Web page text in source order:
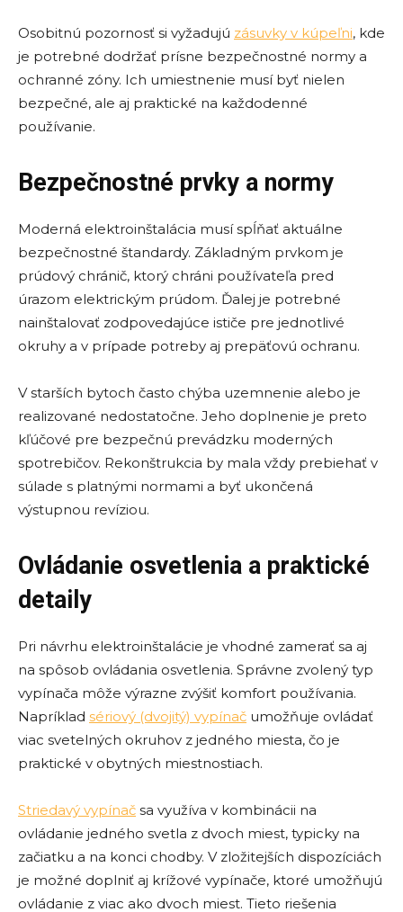
Osobitnú pozornosť si vyžadujú zásuvky v kúpeľni, kde
je potrebné dodržať prísne bezpečnostné normy a
ochranné zóny. Ich umiestnenie musí byť nielen
bezpečné, ale aj praktické na každodenné
používanie.
Bezpečnostné prvky a normy
Moderná elektroinštalácia musí spĺňať aktuálne
bezpečnostné štandardy. Základným prvkom je
prúdový chránič, ktorý chráni používateľa pred
úrazom elektrickým prúdom. Ďalej je potrebné
nainštalovať zodpovedajúce ističe pre jednotlivé
okruhy a v prípade potreby aj prepäťovú ochranu.
V starších bytoch často chýba uzemnenie alebo je
realizované nedostatočne. Jeho doplnenie je preto
kľúčové pre bezpečnú prevádzku moderných
spotrebičov. Rekonštrukcia by mala vždy prebiehať v
súlade s platnými normami a byť ukončená
výstupnou revíziou.
Ovládanie osvetlenia a praktické
detaily
Pri návrhu elektroinštalácie je vhodné zamerať sa aj
na spôsob ovládania osvetlenia. Správne zvolený typ
vypínača môže výrazne zvýšiť komfort používania.
Napríklad sériový (dvojitý) vypínač umožňuje ovládať
viac svetelných okruhov z jedného miesta, čo je
praktické v obytných miestnostiach.
Striedavý vypínač sa využíva v kombinácii na
ovládanie jedného svetla z dvoch miest, typicky na
začiatku a na konci chodby. V zložitejších dispozíciách
je možné doplniť aj krížové vypínače, ktoré umožňujú
ovládanie z viac ako dvoch miest. Tieto riešenia